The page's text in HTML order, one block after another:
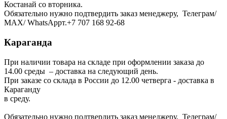
Костанай со вторника.
Обязательно нужно подтвердить заказ менеджеру, Телеграм/
МАХ/ WhatsAppт.+7 707 168 92-68
Караганда
При наличии товара на складе при оформлении заказа до
14.00 среды – доставка на следующий день.
При заказе со склада в России до 12.00 четверга - доставка в
Караганду
в среду.
Обязательно нужно подтвердить заказ менеджеру, Телеграм/